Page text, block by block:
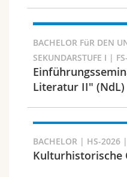
Kursus
BACHELOR FüR DEN
SEKUNDARSTUFE I |
Literatur II" (NdL)
BACHELOR | HS-2026
Kulturhistorische